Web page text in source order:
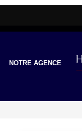
NOTRE AGENCE